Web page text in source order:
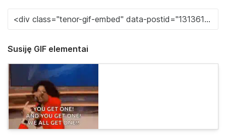
Susiję GIF elementai